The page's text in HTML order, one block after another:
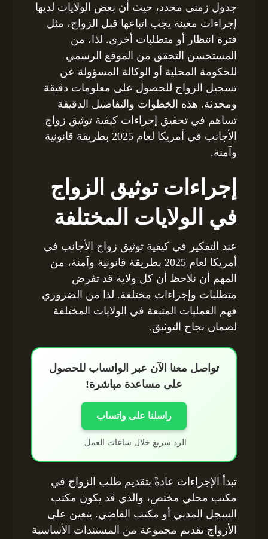
جدول زمني محدد، حيث أن بعض الولايات لديها
إجراءات معينة يجب اتباعها قبل الزواج، مثل
فترة انتظار أو متطلبات أخرى. لذا، من
المستحسن التحقق من الموقع الرسمي
للحكومة المحلية أو الوكالة المسؤولة عن
تسجيل الزواج للحصول على معلومات دقيقة
ومحدثة. هذه الخطوات والتفاصيل الدقيقة
تساهم في تحقيق إجراءات كيفية توثيق زواج
الأجانب في أمريكا لعام 2025 بطريقة قانونية
وآمنة.
إجراءات توثيق الزواج
في الولايات المختلفة
عند التفكير في كيفية توثيق زواج الأجانب في
أمريكا لعام 2025 بطريقة قانونية وآمنة، من
المهم أن نلاحظ أن كل ولاية قد تفرض
متطلبات وإجراءات مختلفة. لذا من الضروري
فهم العمليات المتبعة في الولايات المختلفة
لضمان نجاح التوثيق.
تواصل معنا الآن عبر الواتساب للحصول
على مساعدة مباشرة!
راسلنا على واتساب
الرد سريع خلال ساعات العمل.
تبدأ الإجراءات عادةً بتقديم طلب الزواج في
مكتب محلي مختص، والذي قد يكون مكتب
السجل المدني أو مكتب القاضي. يتعين على
الأزواج تقديم مجموعة من المستندات الأساسية